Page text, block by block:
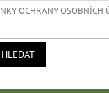
OCHRANY OSOBNÍCH
HLEDAT